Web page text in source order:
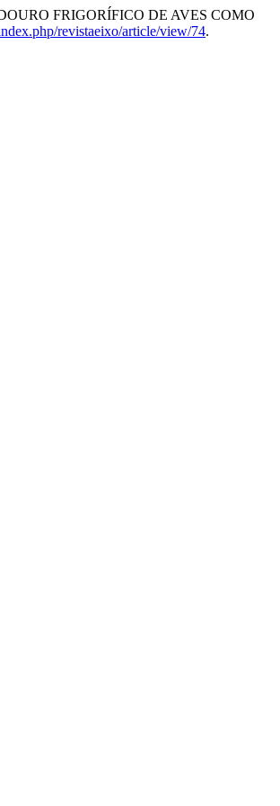
FRIGORÍFICO DE AVES COMO
revistaeixo/article/view/74.